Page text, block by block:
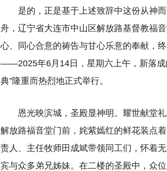
是的，正是基于上述致辞中这份从神
舟，辽宁省大连市中山区解放路基督教福
心、同心合意的祷告与甘心乐意的奉献，
——2025年6月14日，星期六上午，新落成
典”隆重而热烈地正式举行。
恩光映滨城，圣殿显神明。耀世献堂
解放路福音堂门前，姹紫嫣红的鲜花装点
责人、主任牧师田成斌带领同工们，怀着
宾与众多弟兄姊妹。在二楼的圣殿中，众